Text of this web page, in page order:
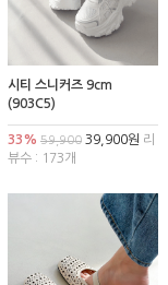
시티 스니커즈 9cm
(903C5)
33% 59,900 39,900원 리
뷰수 : 173개